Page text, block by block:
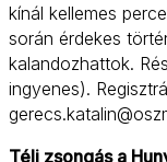
kínál kellemes
során érdekes
kalandozhattok.
ingyenes).
Téli zsongás a